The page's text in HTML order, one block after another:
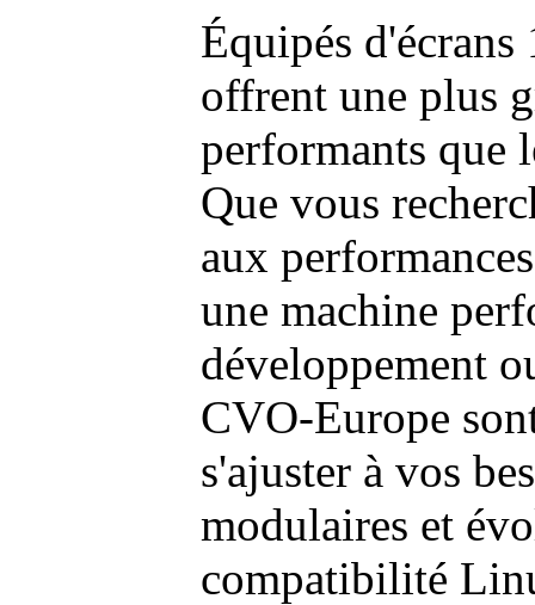
Équipés
offrent une plus
performants que
Que vous
aux
une machine
développement
CVO-Europe
s'ajuster à vos
modulaires et
compatibilité